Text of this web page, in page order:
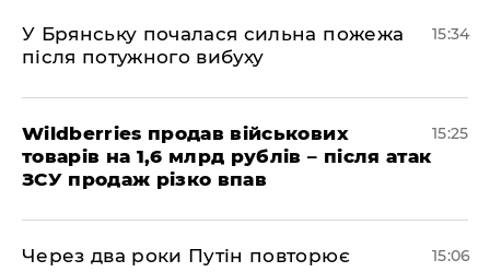
У Брянську почалася сильна пожежа
після потужного вибуху
15:34
Wildberries продав військових
товарів на 1,6 млрд рублів – після атак
ЗСУ продаж різко впав
15:25
Через два роки Путін повторює
15:06